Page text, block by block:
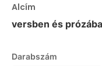
Alcím
versben és
Darabszám